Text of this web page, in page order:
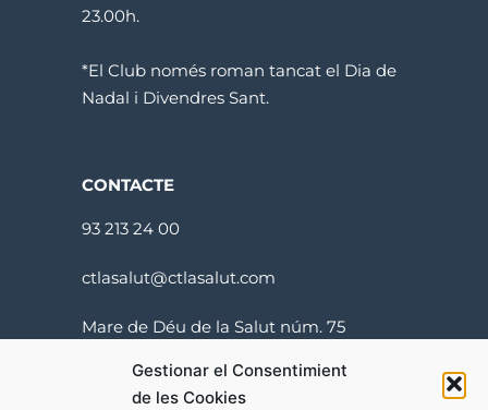
Gestionar el Consentimient
de les Cookies
23.00h.
*El Club només roman tancat el Dia de
Nadal i Divendres Sant.
CONTACTE
93 213 24 00
ctlasalut@ctlasalut.com
Mare de Déu de la Salut núm. 75